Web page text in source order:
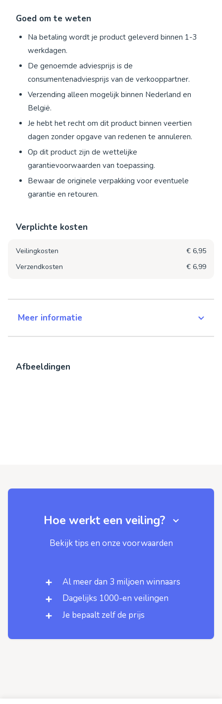
Goed om te weten
Na betaling wordt je product geleverd binnen 1-3
werkdagen.
De genoemde adviesprijs is de
consumentenadviesprijs van de verkooppartner.
Verzending alleen mogelijk binnen Nederland en
België.
Je hebt het recht om dit product binnen veertien
dagen zonder opgave van redenen te annuleren.
Op dit product zijn de wettelijke
garantievoorwaarden van toepassing.
Bewaar de originele verpakking voor eventuele
garantie en retouren.
Verplichte kosten
Veilingkosten
€ 6,95
Verzendkosten
€ 6,99
Meer informatie
Afbeeldingen
Hoe werkt een veiling?
Bekijk tips en onze voorwaarden
Al meer dan 3 miljoen winnaars
Dagelijks 1000-en veilingen
Je bepaalt zelf de prijs